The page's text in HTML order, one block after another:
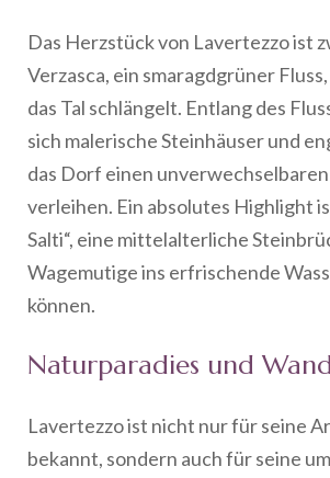
Das Herzstück von Lavertezzo ist
Verzasca, ein smaragdgrüner
das Tal schlängelt. Entlang des
sich malerische Steinhäuser und
das Dorf einen
verleihen. Ein absolutes Highlight
Salti“, eine mittelalterliche
Wagemutige ins erfrischende
können.
Naturparadies und
Lavertezzo ist nicht nur für seine
bekannt, sondern auch für seine